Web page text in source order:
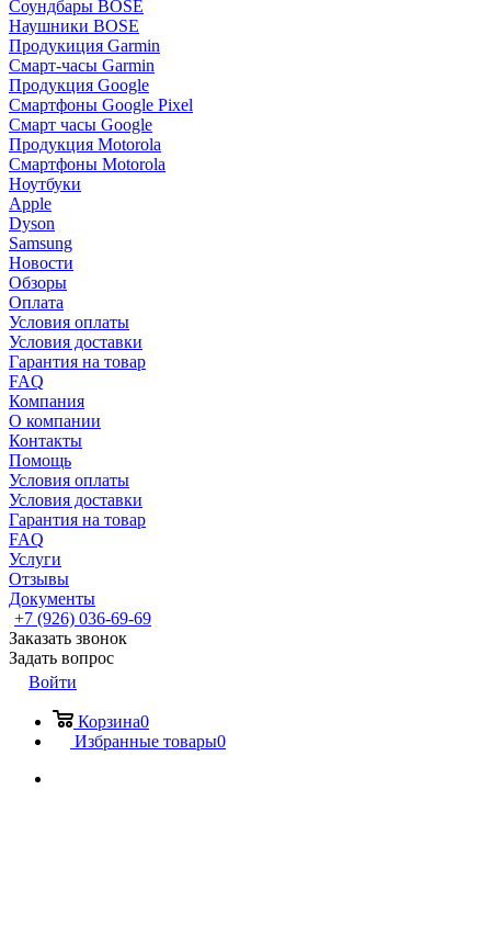
Соундбары BOSE
Наушники BOSE
Продукиция Garmin
Смарт-часы Garmin
Продукция Google
Смартфоны Google Pixel
Смарт часы Google
Продукция Motorola
Смартфоны Motorola
Ноутбуки
Apple
Dyson
Samsung
Новости
Обзоры
Оплата
Условия оплаты
Условия доставки
Гарантия на товар
FAQ
Компания
О компании
Контакты
Помощь
Условия оплаты
Условия доставки
Гарантия на товар
FAQ
Услуги
Отзывы
Документы
+7 (926) 036-69-69
Заказать звонок
Задать вопрос
Войти
Корзина0
Избранные товары0